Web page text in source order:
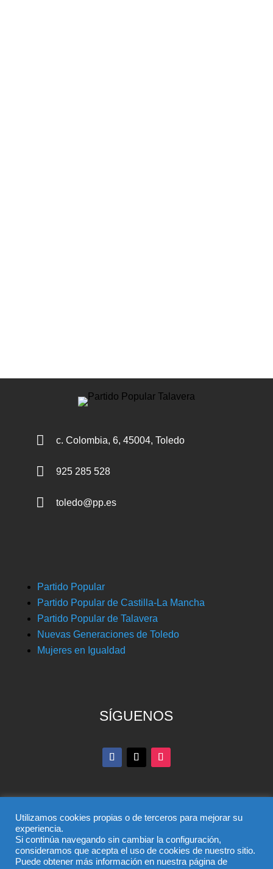
 c. Colombia, 6, 45004, Toledo
 925 285 528
 toledo@pp.es
Partido Popular
Partido Popular de Castilla-La Mancha
Partido Popular de Talavera
Nuevas Generaciones de Toledo
Mujeres en Igualdad
SÍGUENOS
© Partido Popular de Toledo – C/ Colombia, 6, 45004,
Toledo, Teléfono 925 285 528
Utilizamos cookies propias o de terceros para mejorar su
experiencia.
Si continúa navegando sin cambiar la configuración,
consideramos que acepta el uso de cookies de nuestro sitio.
Puede obtener más información en nuestra página de